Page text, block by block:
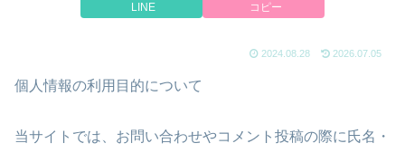
LINE コピー
2024.08.28 2026.07.05
個人情報の利用目的について
当サイトでは、お問い合わせやコメント投稿の際に氏名・